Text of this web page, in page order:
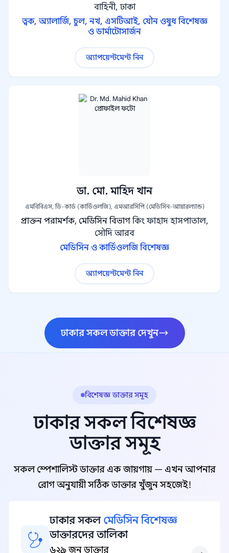
বাহিনী, ঢাকা
ত্বক, অ্যালার্জি, চুল, নখ, এসটিআই, যৌন ওষুধ বিশেষজ্ঞ
ও ডার্মাটোসার্জন
অ্যাপয়েন্টমেন্ট নিন
ডা. মো. মাহিদ খান
এমবিবিএস, ডি-কার্ড (কার্ডিওলজি), এমআরসিপি (মেডিসিন-আয়ারল্যান্ড)
প্রাক্তন পরামর্শক, মেডিসিন বিভাগ কিং ফাহাদ হাসপাতাল,
সৌদি আরব
মেডিসিন ও কার্ডিওলজি বিশেষজ্ঞ
অ্যাপয়েন্টমেন্ট নিন
ঢাকার সকল ডাক্তার দেখুন
বিশেষজ্ঞ ডাক্তার সমূহ
ঢাকার সকল বিশেষজ্ঞ
ডাক্তার সমূহ
সকল স্পেশালিস্ট ডাক্তার এক জায়গায় — এখন আপনার
রোগ অনুযায়ী সঠিক ডাক্তার খুঁজুন সহজেই!
ঢাকার সকল মেডিসিন বিশেষজ্ঞ
ডাক্তারদের তালিকা
৬২৯ জন ডাক্তার